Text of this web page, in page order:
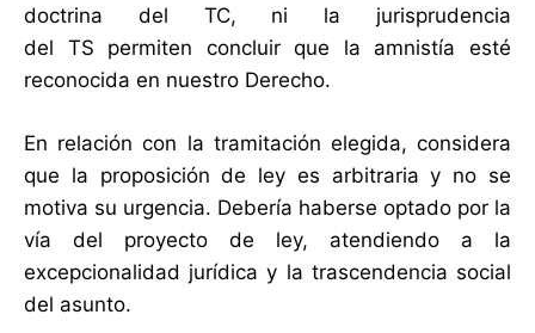
doctrina del TC, ni la jurisprudencia
del TS permiten concluir que la amnistía esté
reconocida en nuestro Derecho.
En relación con la tramitación elegida, considera
que la proposición de ley es arbitraria y no se
motiva su urgencia. Debería haberse optado por la
vía del proyecto de ley, atendiendo a la
excepcionalidad jurídica y la trascendencia social
del asunto.